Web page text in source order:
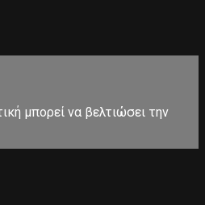
μπορεί να βελτιώσει την